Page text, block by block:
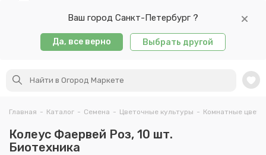
Ваш город Санкт-Петербург ?
Да, все верно Выбрать другой
Главная - Каталог - Семена - Цветочные культуры - Комнатные цветы
Колеус Фаервей Роз, 10 шт.
Биотехника